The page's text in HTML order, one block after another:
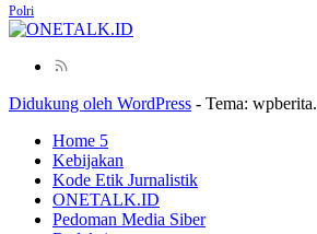
Polri
Didukung oleh WordPress - Tema: wpberita.
Home 5
Kebijakan
Kode Etik Jurnalistik
ONETALK.ID
Pedoman Media Siber